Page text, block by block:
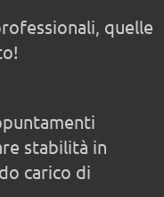
quelle
stabilità in
carico di